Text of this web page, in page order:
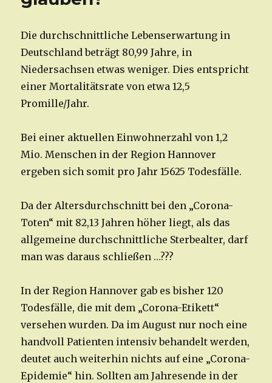
Die durchschnittliche Lebenserwartung in
Deutschland beträgt 80,99 Jahre, in
Niedersachsen etwas weniger. Dies entspricht
einer Mortalitätsrate von etwa 12,5
Promille/Jahr.
Bei einer aktuellen Einwohnerzahl von 1,2
Mio. Menschen in der Region Hannover
ergeben sich somit pro Jahr 15625 Todesfälle.
Da der Altersdurchschnitt bei den „Corona-
Toten“ mit 82,13 Jahren höher liegt, als das
allgemeine durchschnittliche Sterbealter, darf
man was daraus schließen …???
In der Region Hannover gab es bisher 120
Todesfälle, die mit dem „Corona-Etikett“
versehen wurden. Da im August nur noch eine
handvoll Patienten intensiv behandelt werden,
deutet auch weiterhin nichts auf eine „Corona-
Epidemie“ hin. Sollten am Jahresende in der